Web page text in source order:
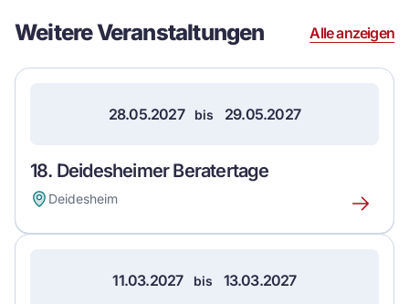
Details
Weitere Veranstaltungen Alle anzeigen
28.05.2027 bis 29.05.2027
18. Deidesheimer Beratertage
Deidesheim
Erfahre
mehr
11.03.2027 bis 13.03.2027